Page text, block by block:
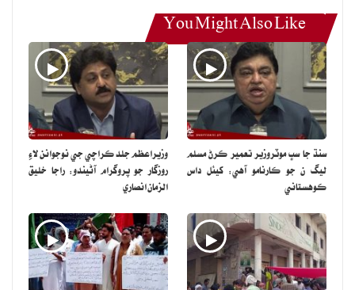
You Might Also Like
سنڌ جا سڀ موٽروزير تعمير ڪرڻ مسلم
ليگ ن جو ڪارنامو آهي: کيئل داس
ڪوهستاني
وزيراعظم جلد ڪراچي جي نوجوانن لاءِ
روزگار جو پروگرام آڻيندو: راجا خليق
الزمان انصاري